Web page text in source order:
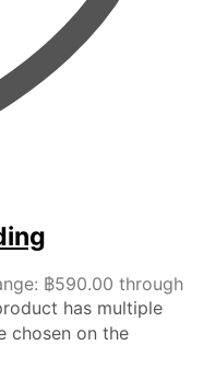
฿590.00 through
has multiple
chosen on the